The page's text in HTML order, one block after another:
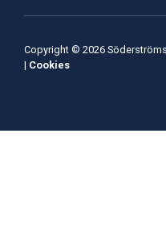
Copyright © 2026
| Cookies